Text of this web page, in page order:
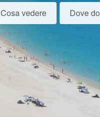
Cosa vedere Dove